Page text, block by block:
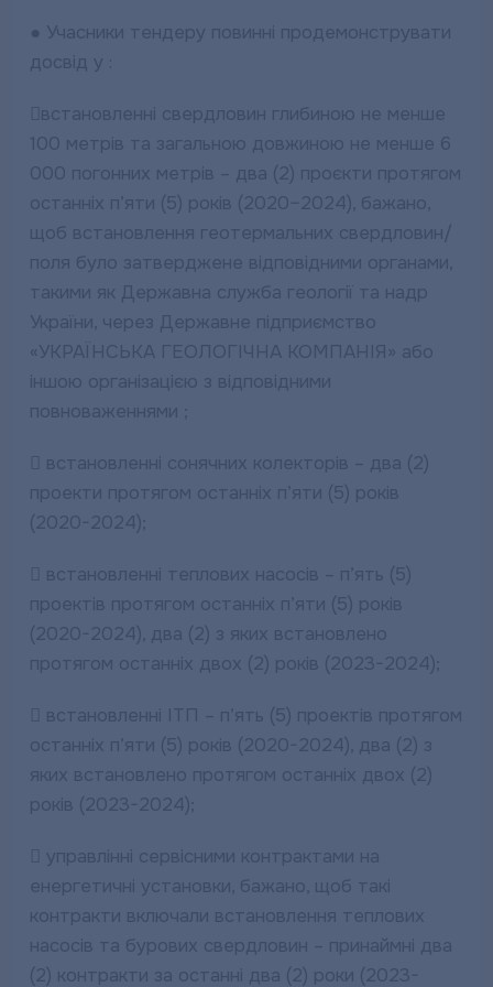
● Учасники тендеру повинні продемонструвати
досвід у :
встановленні свердловин глибиною не менше
100 метрів та загальною довжиною не менше 6
000 погонних метрів – два (2) проєкти протягом
останніх п’яти (5) років (2020–2024), бажано,
щоб встановлення геотермальних свердловин/
поля було затверджене відповідними органами,
такими як Державна служба геології та надр
України, через Державне підприємство
«УКРАЇНСЬКА ГЕОЛОГІЧНА КОМПАНІЯ» або
іншою організацією з відповідними
повноваженнями ;
 встановленні сонячних колекторів – два (2)
проекти протягом останніх п’яти (5) років
(2020-2024);
 встановленні теплових насосів – п’ять (5)
проектів протягом останніх п’яти (5) років
(2020-2024), два (2) з яких встановлено
протягом останніх двох (2) років (2023-2024);
 встановленні ІТП – п’ять (5) проектів протягом
останніх п’яти (5) років (2020-2024), два (2) з
яких встановлено протягом останніх двох (2)
років (2023-2024);
 управлінні сервісними контрактами на
енергетичні установки, бажано, щоб такі
контракти включали встановлення теплових
насосів та бурових свердловин – принаймні два
(2) контракти за останні два (2) роки (2023-